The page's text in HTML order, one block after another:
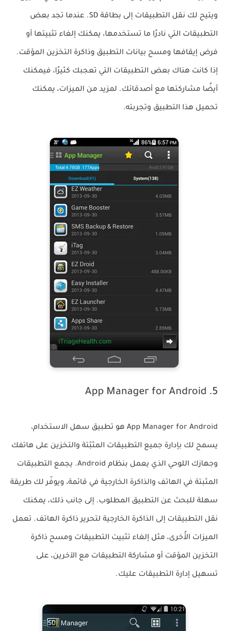
ويتيح لك نقل التطبيقات إلى بطاقة SD. عندما تجد بعض
التطبيقات التي نادرًا ما تستخدمها، يمكنك إلغاء تثبيتها أو
فرض إيقافها ومسح بيانات التطبيق وذاكرة التخزين المؤقت.
إذا كانت هناك بعض التطبيقات التي تعجبك كثيرًا، فيمكنك
أيضًا مشاركتها مع أصدقائك. لمزيد من الميزات، يمكنك
تحميل هذا التطبيق وتجربته.
5. App Manager for Android
App Manager for Android هو تطبيق سهل الاستخدام،
يسمح لك بإدارة جميع التطبيقات المثبّتة والتخزين على هاتفك
وجهازك اللوحي الذي يعمل بنظام Android. يجمع التطبيقات
المثبتة في الهاتف والذاكرة الخارجية في قائمة، ويوفّر لك طريقة
سهلة للبحث عن التطبيق المطلوب. إلى جانب ذلك، يمكنك
نقل التطبيقات إلى الذاكرة الخارجية لتحرير ذاكرة الهاتف. تعمل
الميزات الأُخرى، مثل إلغاء تثبيت التطبيقات ومسح ذاكرة
التخزين المؤقت أو مشاركة التطبيقات مع الآخرين، على
تسهيل إدارة التطبيقات عليك.